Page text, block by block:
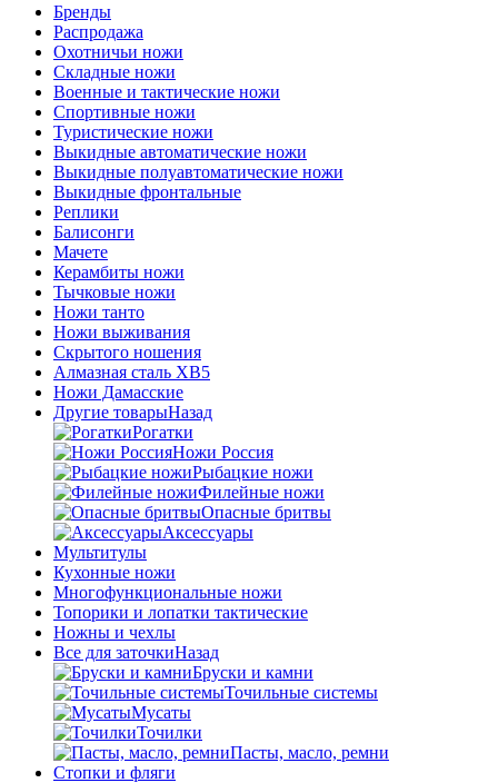
Бренды
Распродажа
Охотничьи ножи
Складные ножи
Военные и тактические ножи
Спортивные ножи
Туристические ножи
Выкидные автоматические ножи
Выкидные полуавтоматические ножи
Выкидные фронтальные
Реплики
Балисонги
Мачете
Керамбиты ножи
Тычковые ножи
Ножи танто
Ножи выживания
Скрытого ношения
Алмазная сталь ХВ5
Ножи Дамасские
Другие товарыНазад
Рогатки
Ножи Россия
Рыбацкие ножи
Филейные ножи
Опасные бритвы
Аксессуары
Мультитулы
Кухонные ножи
Многофункциональные ножи
Топорики и лопатки тактические
Ножны и чехлы
Все для заточкиНазад
Бруски и камни
Точильные системы
Мусаты
Точилки
Пасты, масло, ремни
Стопки и фляги